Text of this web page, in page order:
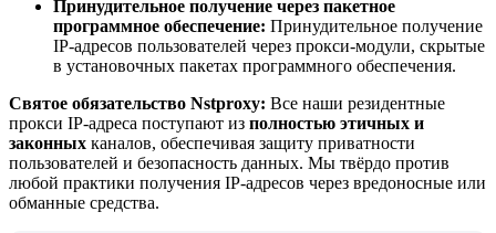
Принудительное получение через пакетное
программное обеспечение: Принудительное получение
IP-адресов пользователей через прокси-модули, скрытые
в установочных пакетах программного обеспечения.
Святое обязательство Nstproxy: Все наши резидентные
прокси IP-адреса поступают из полностью этичных и
законных каналов, обеспечивая защиту приватности
пользователей и безопасность данных. Мы твёрдо против
любой практики получения IP-адресов через вредоносные или
обманные средства.